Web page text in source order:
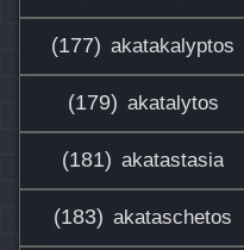
(177) akatakalyptos
(179) akatalytos
(181) akatastasia
(183) akataschetos